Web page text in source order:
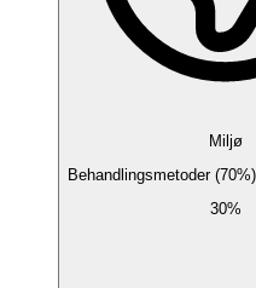
Miljø
Behandlingsmetoder
30%